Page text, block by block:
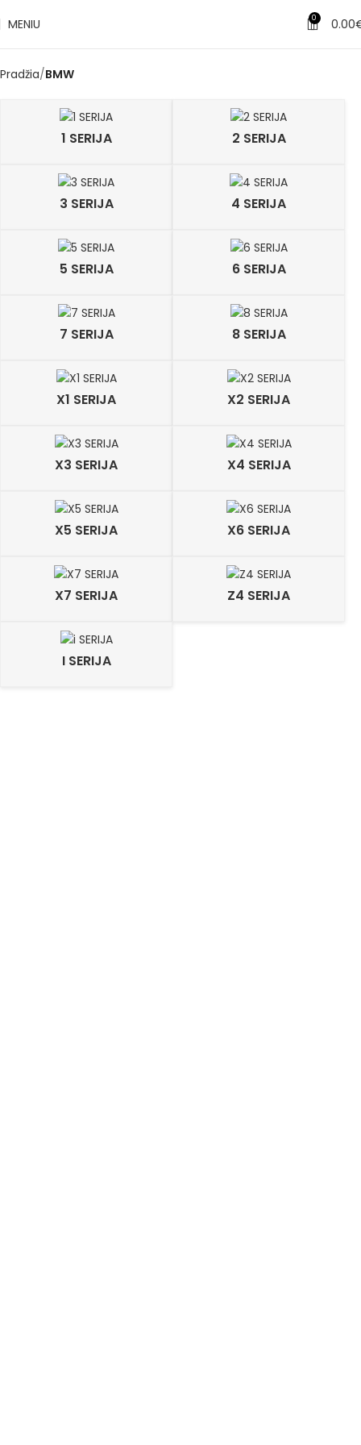
MENIU 0 0.00
Pradžia BMW
1 SERIJA 2 SERIJA
3 SERIJA 4 SERIJA
5 SERIJA 6 SERIJA
7 SERIJA 8 SERIJA
X1 SERIJA X2 SERIJA
X3 SERIJA X4 SERIJA
X5 SERIJA X6 SERIJA
X7 SERIJA Z4 SERIJA
I SERIJA